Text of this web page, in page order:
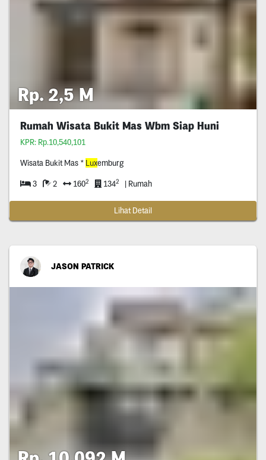
Rp. 2,5 M
Rumah Wisata Bukit Mas Wbm Siap Huni
KPR: Rp.10,540,101
Wisata Bukit Mas * Luxemburg
3 2 1602 1342 | Rumah
Lihat Detail
JASON PATRICK